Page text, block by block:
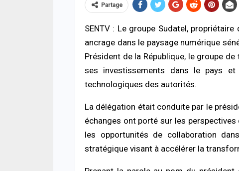
Partage
SENTV : Le groupe Sudatel,
ancrage dans le paysage numérique
Président de la République, le groupe
ses investissements dans le pays
technologiques des autorités.
La délégation était conduite par le
échanges ont porté sur les
les opportunités de collaboration
stratégique visant à accélérer la
ACTUALITÉ À
HLM
police
SANTÉ
Urgence
donneurs
06/08/2026